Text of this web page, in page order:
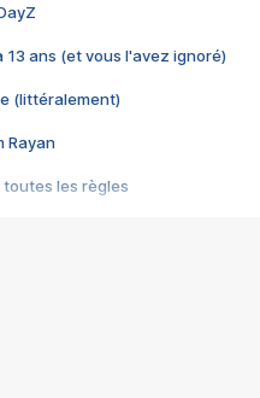
13 ans (et vous l'avez ignoré)
(littéralement)
Rayan
toutes les règles